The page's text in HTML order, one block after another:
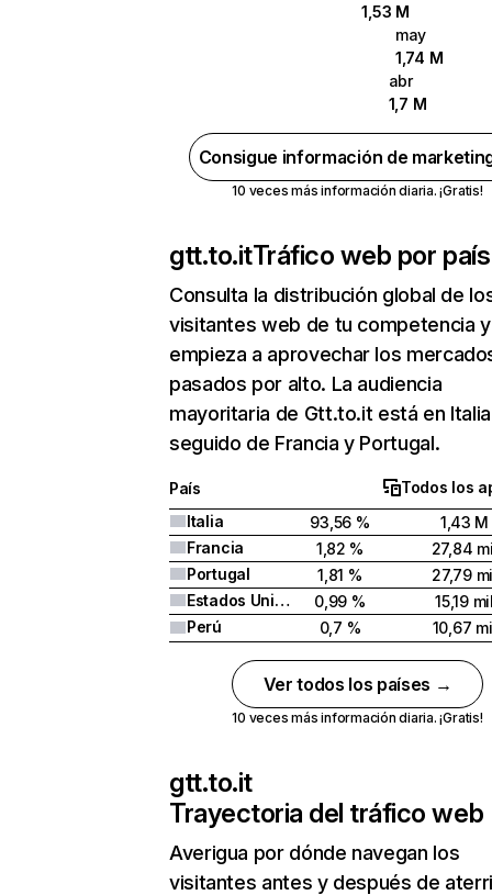
1,53 M
may
1,74 M
abr
1,7 M
Consigue información de
10 veces más información diaria. ¡Gratis!
gtt.to.itTráfico web por país
Consulta la distribución global de
visitantes web de tu competencia y
empieza a aprovechar los
pasados por alto. La audiencia
mayoritaria de Gtt.to.it está en Italia
seguido de Francia y Portugal.
País
Todos los
Italia
93,56 %
1,43 M
Francia
1,82 %
27,84
Portugal
1,81 %
27,79
Estados Unidos
0,99 %
15,19
Perú
0,7 % 10,67
Ver todos los países →
10 veces más información diaria. ¡Gratis!
gtt.to.it
Trayectoria del tráfico web
Averigua por dónde navegan los
visitantes antes y después de